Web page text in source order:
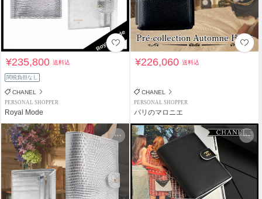
¥235,800送料込
関税負担なし
CHANEL
PERSONAL SHOPPER
Royal Mode
¥226,060送料込
CHANEL
PERSONAL SHOPPER
パリのマロニエ